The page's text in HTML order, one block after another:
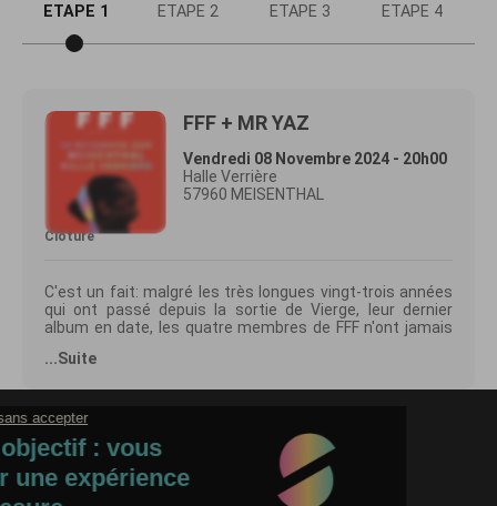
ETAPE 1 ETAPE 2 ETAPE 3 ETAPE 4
FFF + MR YAZ
Vendredi 08 Novembre 2024 - 20h00
Halle Verrière
57960 MEISENTHAL
Clôturé
C'est un fait: malgré les très longues vingt-trois années
qui ont passé depuis la sortie de Vierge, leur dernier
album en date, les quatre membres de FFF n'ont jamais
“Il fallait juste que les planètes s'alignent”
album, baptisé I SCREAM, pour le jaillissement des tripes
qu'il représente, et renouera en mars 2024 avec la scène,
son tout premier amour, le long d'une tournée partout en
France avec leur fusion de rock et de funk parée pour
faire balloter les corps dans un tourbillon charnel.
...Suite